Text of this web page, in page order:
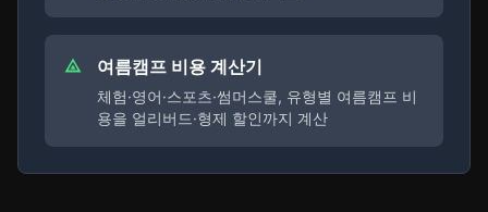
여름캠프 비용 계산기
체험·영어·스포츠·썸머스쿨, 유형별 여름캠프 비
용을 얼리버드·형제 할인까지 계산